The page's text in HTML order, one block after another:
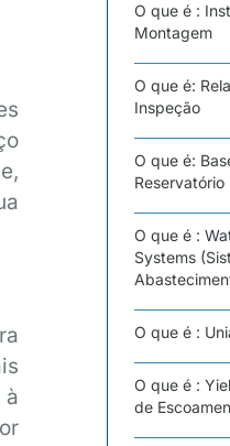
O que é :
Montagem
O que é:
Inspeção
O que é:
Reservatório
O que é :
Systems
O que é :
O que é :
de